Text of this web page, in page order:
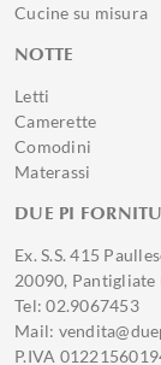
Cucine su misura
NOTTE
Letti
Camerette
Comodini
Materassi
DUE PI
Ex. S.S. 415
20090, Pantigliate
Tel: 02.9067453
Mail:
P.IVA